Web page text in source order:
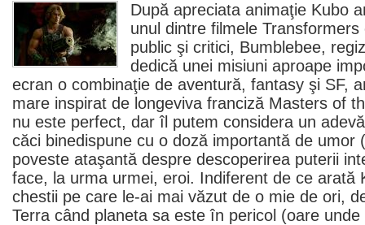
După apreciata animaţie Kubo
unul dintre filmele Transformers
public şi critici, Bumblebee,
dedică unei misiuni aproape
ecran o combinaţie de aventură, fantasy şi SF,
mare inspirat de longeviva franciză Masters of
nu este perfect, dar îl putem considera un
căci binedispune cu o doză importantă de umor
poveste ataşantă despre descoperirea puterii
face, la urma urmei, eroi. Indiferent de ce arată
chestii pe care le-ai mai văzut de o mie de ori,
Terra când planeta sa este în pericol (oare